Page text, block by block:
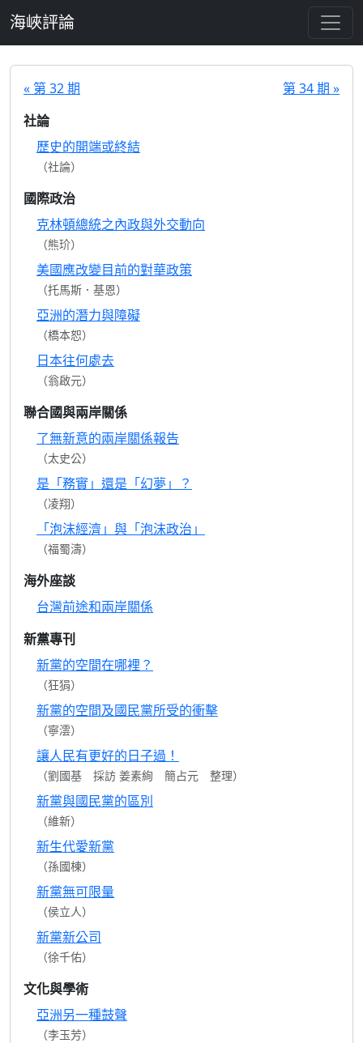
海峽評論
« 第 32 期
第 34 期 »
社論
歷史的開端或終結
（社論）
國際政治
克林頓總統之內政與外交動向
（熊玠）
美國應改變目前的對華政策
（托馬斯．基恩）
亞洲的潛力與障礙
（橋本恕）
日本往何處去
（翁啟元）
聯合國與兩岸關係
了無新意的兩岸關係報告
（太史公）
是「務實」還是「幻夢」？
（凌翔）
「泡沫經濟」與「泡沫政治」
（福蜀濤）
海外座談
台灣前途和兩岸關係
新黨專刊
新黨的空間在哪裡？
（狂狷）
新黨的空間及國民黨所受的衝擊
（寧澐）
讓人民有更好的日子過！
（劉國基 採訪 姜素絢 簡占元 整理）
新黨與國民黨的區別
（維新）
新生代愛新黨
（孫國棟）
新黨無可限量
（侯立人）
新黨新公司
（徐千佑）
文化與學術
亞洲另一種鼓聲
（李玉芳）